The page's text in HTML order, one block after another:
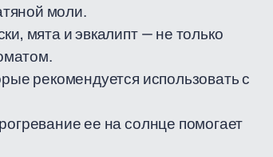
моли.
мята и эвкалипт — не только
рекомендуется использовать с
ее на солнце помогает